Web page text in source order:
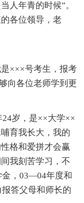
人年青的时候”。
各位领导，老
×××号考生，报考
向各位老师学到更
岁，是××大学××
育我长大，我的
格和爱拼才会赢
我刻苦学习，不
，03—04年度和
答父母和师长的